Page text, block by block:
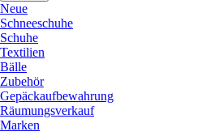
Neue
Schneeschuhe
Schuhe
Textilien
Bälle
Zubehör
Gepäckaufbewahrung
Räumungsverkauf
Marken